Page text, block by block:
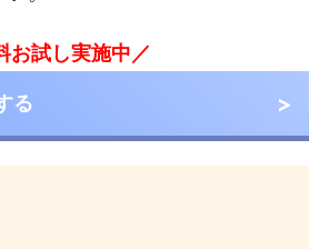
お試し実施中／
る